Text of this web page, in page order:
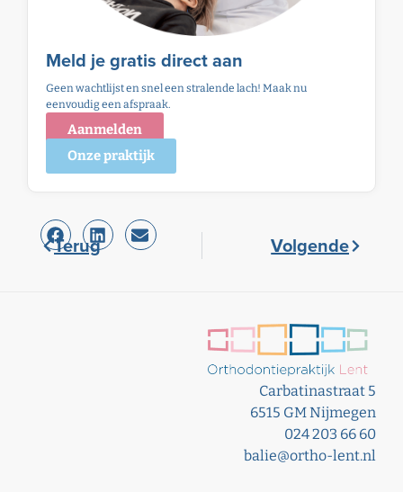
Meld je gratis direct aan
Geen wachtlijst en snel een stralende lach! Maak nu
eenvoudig een afspraak.
Aanmelden
Onze praktijk
Terug Volgende
Carbatinastraat 5
6515 GM Nijmegen
024 203 66 60
balie@ortho-lent.nl